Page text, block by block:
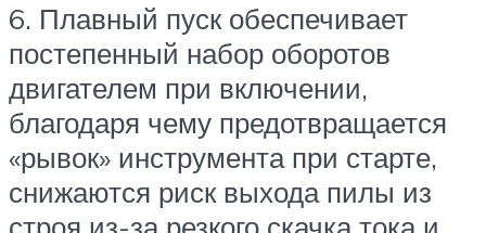
6. Плавный пуск обеспечивает
постепенный набор оборотов
двигателем при включении,
благодаря чему предотвращается
«рывок» инструмента при старте,
снижаются риск выхода пилы из